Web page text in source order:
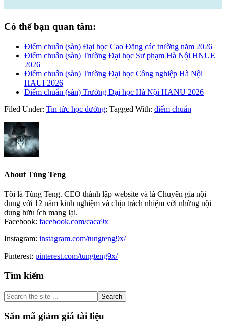
Có thể bạn quan tâm:
Điểm chuẩn (sàn) Đại học Cao Đẳng các trường năm 2026
Điểm chuẩn (sàn) Trường Đại học Sư phạm Hà Nội HNUE
2026
Điểm chuẩn (sàn) Trường Đại học Công nghiệp Hà Nội
HAUI 2026
Điểm chuẩn (sàn) Trường Đại học Hà Nội HANU 2026
Filed Under: Tin tức học đường; Tagged With: điểm chuẩn
About Tùng Teng
Tôi là Tùng Teng. CEO thành lập website và là Chuyên gia nội
dung với 12 năm kinh nghiệm và chịu trách nhiệm với những nội
dung hữu ích mang lại.
Facebook: facebook.com/caca9x
Instagram: instagram.com/tungteng9x/
Pinterest: pinterest.com/tungteng9x/
Primary
Sidebar
Tìm kiếm
Search
the
site
...
Săn mã giảm giá tài liệu